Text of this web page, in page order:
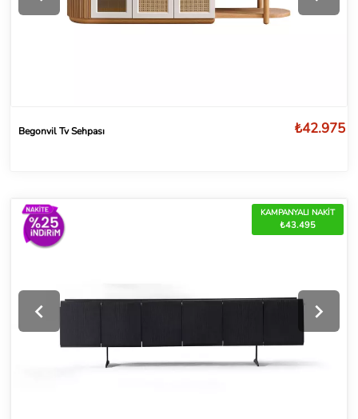
Begonvil Tv Sehpası ₺42.975
KAMPANYALI NAKİT
₺43.495